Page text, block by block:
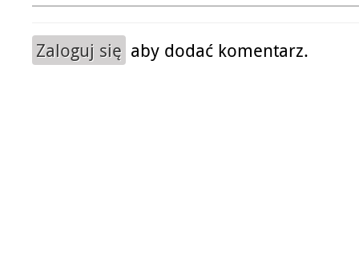
Zaloguj się aby dodać komentarz.